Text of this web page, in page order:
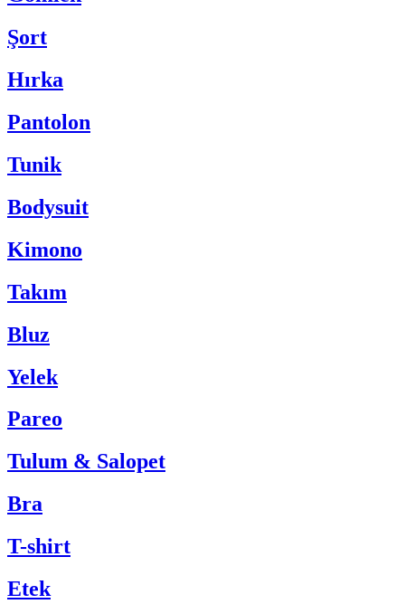
Şort
Hırka
Pantolon
Tunik
Bodysuit
Kimono
Takım
Bluz
Yelek
Pareo
Tulum & Salopet
Bra
T-shirt
Etek